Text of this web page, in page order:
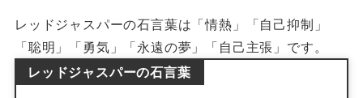
レッドジャスパーの石言葉は「情熱」「自己抑制」
「聡明」「勇気」「永遠の夢」「自己主張」です。
レッドジャスパーの石言葉